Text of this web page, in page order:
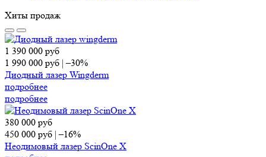
Хиты продаж
1 390 000 руб
1 990 000 руб |–30%
Диодный лазер Wingderm
подробнее
подробнее
380 000 руб
450 000 руб |–16%
Неодимовый лазер ScinOne X